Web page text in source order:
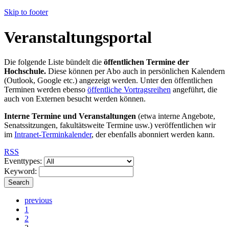
Skip to footer
Veranstaltungsportal
Die folgende Liste bündelt die öffentlichen Termine der
Hochschule. Diese können per Abo auch in persönlichen Kalendern
(Outlook, Google etc.) angezeigt werden. Unter den öffentlichen
Terminen werden ebenso öffentliche Vortragsreihen angeführt, die
auch von Externen besucht werden können.
Interne Termine und Veranstaltungen (etwa interne Angebote,
Senatssitzungen, fakultätsweite Termine usw.) veröffentlichen wir
im Intranet-Terminkalender, der ebenfalls abonniert werden kann.
RSS
Eventtypes:
Keyword:
Search
previous
1
2